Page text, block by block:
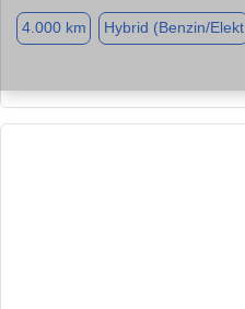
4.000 km Hybrid (Benzin/Elekt